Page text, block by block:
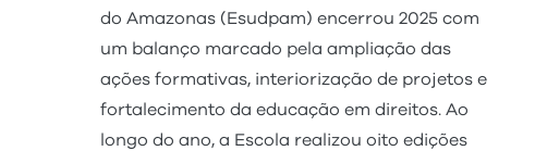
do Amazonas (Esudpam) encerrou 2025 com
um balanço marcado pela ampliação das
ações formativas, interiorização de projetos e
fortalecimento da educação em direitos. Ao
longo do ano, a Escola realizou oito edições